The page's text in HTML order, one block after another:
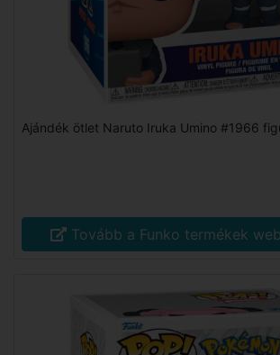
Ajándék ötlet Naruto Iruka Umino #1966
Tovább a Funko termékek